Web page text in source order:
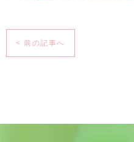
< 前の記事へ